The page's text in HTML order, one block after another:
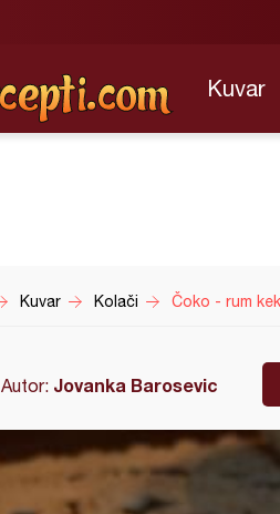
Kuvar
Kuvar Kolači Čoko - rum
Autor: Jovanka Barosevic